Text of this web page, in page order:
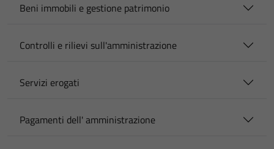
Beni immobili e gestione patrimonio
Controlli e rilievi sull'amministrazione
Servizi erogati
Pagamenti dell' amministrazione